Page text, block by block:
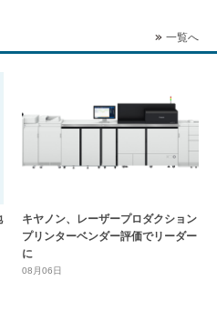
一覧へ
キヤノン、レーザープロダクション
プリンターベンダー評価でリーダー
に
08月06日